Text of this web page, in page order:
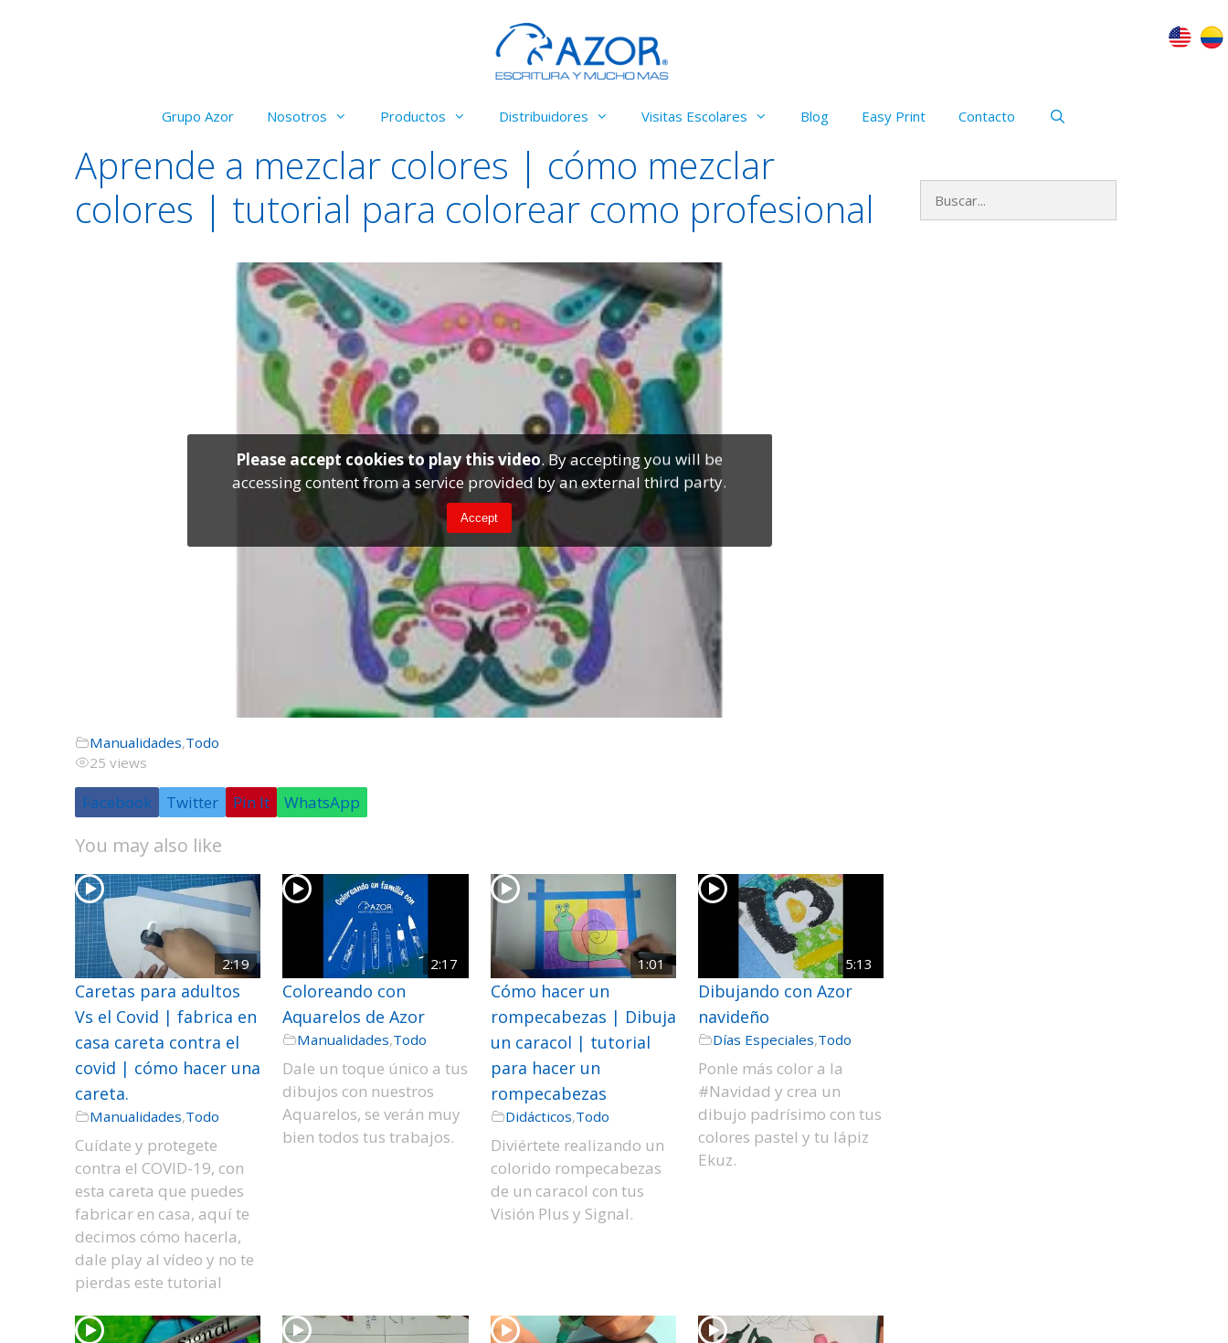
Grupo Azor Nosotros Productos Distribuidores Visitas Escolares Blog Easy Print Contacto
Aprende a mezclar colores | cómo mezclar
colores | tutorial para colorear como profesional
Please accept cookies to play this video. By accepting you will be
accessing content from a service provided by an external third party.
Accept
Manualidades,Todo
25 views
Facebook Twitter Pin It WhatsApp
You may also like
2:19
Caretas para adultos
Vs el Covid | fabrica en
casa careta contra el
covid | cómo hacer una
careta.
Manualidades,Todo
Cuídate y protegete
contra el COVID-19, con
esta careta que puedes
fabricar en casa, aquí te
decimos cómo hacerla,
dale play al vídeo y no te
pierdas este tutorial
2:17
Coloreando con
Aquarelos de Azor
Manualidades,Todo
Dale un toque único a tus
dibujos con nuestros
Aquarelos, se verán muy
bien todos tus trabajos.
1:01
Cómo hacer un
rompecabezas | Dibuja
un caracol | tutorial
para hacer un
rompecabezas
Didácticos,Todo
Diviértete realizando un
colorido rompecabezas
de un caracol con tus
Visión Plus y Signal.
5:13
Dibujando con Azor
navideño
Días Especiales,Todo
Ponle más color a la
#Navidad y crea un
dibujo padrísimo con tus
colores pastel y tu lápiz
Ekuz.